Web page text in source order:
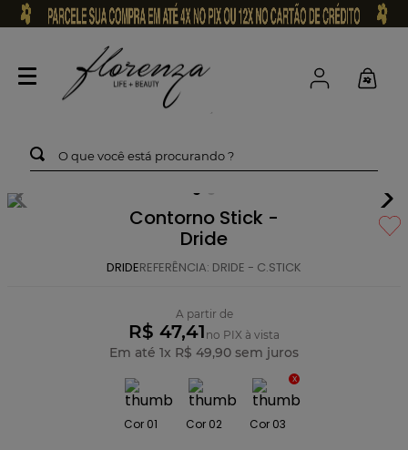
O que você está procurando ?
Contorno Stick -
Dride
DRIDEREFERÊNCIA: DRIDE - C.STICK
A partir de
R$ 47,41 no PIX à vista
Em até 1x R$ 49,90 sem juros
Cor 01 Cor 02 Cor 03